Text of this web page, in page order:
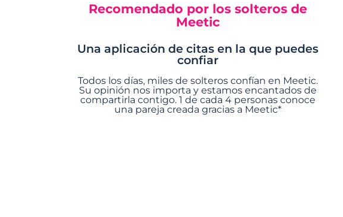
Recomendado por los solteros de
Meetic
Una aplicación de citas en la que puedes
confiar
Todos los días, miles de solteros confían en Meetic.
Su opinión nos importa y estamos encantados de
compartirla contigo. 1 de cada 4 personas conoce
una pareja creada gracias a Meetic*